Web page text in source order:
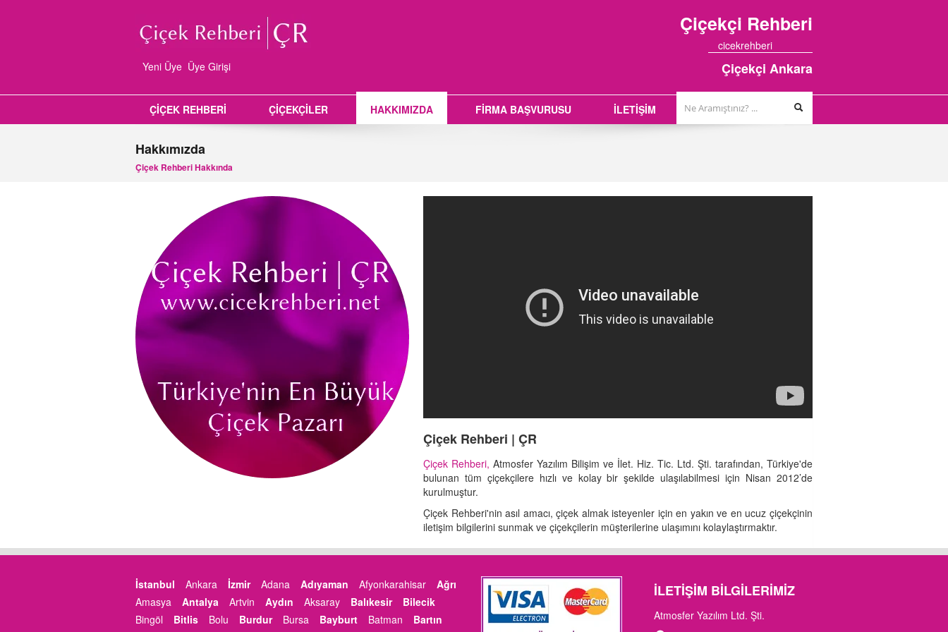
Yeni Üye Üye Girişi
Çiçekçi Rehberi
cicekrehberi
Çiçekçi Ankara
ÇİÇEK REHBERİ ÇİÇEKÇİLER HAKKIMIZDA FİRMA BAŞVURUSU İLETİŞİM
Hakkımızda
Çiçek Rehberi Hakkında
Çiçek Rehberi | ÇR
Çiçek Rehberi, Atmosfer Yazılım Bilişim ve İlet. Hiz. Tic. Ltd. Şti. tarafından, Türkiye'de
bulunan tüm çiçekçilere hızlı ve kolay bir şekilde ulaşılabilmesi için Nisan 2012’de
kurulmuştur.
Çiçek Rehberi'nin asıl amacı, çiçek almak isteyenler için en yakın ve en ucuz çiçekçinin
iletişim bilgilerini sunmak ve çiçekçilerin müşterilerine ulaşımını kolaylaştırmaktır.
İstanbul Ankara İzmir Adana Adıyaman Afyonkarahisar
Ağrı
Amasya
Antalya Artvin Aydın Aksaray Balıkesir
Bilecik
Bingöl
Bitlis Bolu Burdur Bursa Bayburt Batman
Bartın
İLETIŞIM BILGILERIMIZ
Atmosfer Yazılım Ltd. Şti.